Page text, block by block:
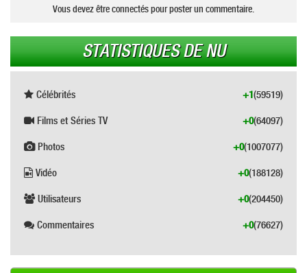
Vous devez être connectés pour poster un commentaire.
STATISTIQUES DE NU
Célébrités (59519)
+1
Films et Séries TV (64097)
+0
Photos (1007077)
+0
Vidéo (188128)
+0
Utilisateurs (204450)
+0
Commentaires (76627)
+0